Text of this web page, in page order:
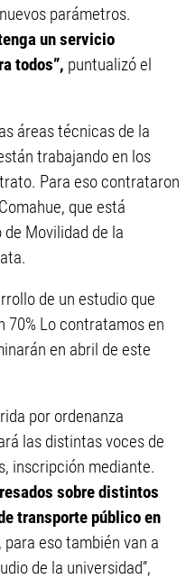
parámetros.
un servicio
todos”, puntualizó el
áreas técnicas de la
trabajando en los
Para eso contrataron
que está
Movilidad de la
de un estudio que
70% Lo contratamos en
en abril de este
por ordenanza
las distintas voces de
inscripción mediante.
sobre distintos
transporte público en
eso también van a
de la universidad”,